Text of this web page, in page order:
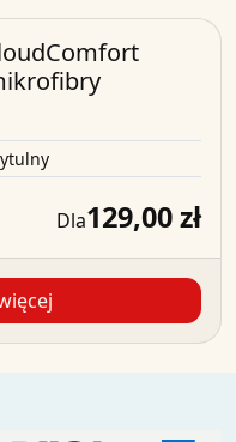
Dla129,00 zł